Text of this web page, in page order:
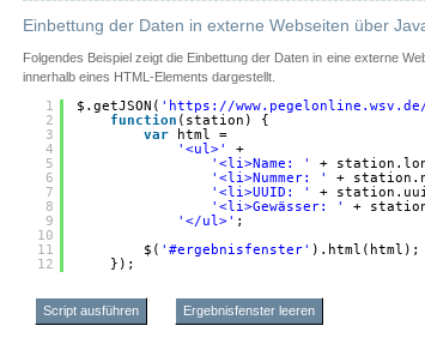
Einbettung der Daten in externe Webseiten über
Folgendes Beispiel zeigt die Einbettung der Daten in eine externe
innerhalb eines HTML-Elements dargestellt.
1
2
3
4
5
6
7
8
9
10
11
12
$.getJSON( ' https://
function (station) {
var
html =
'<ul>'
+
'<li>Name: '
+
'<li>Nummer: '
+
'<li>UUID: '
+
'<li>Gewässer: '
+
'</ul>' ;
$( '#ergebnisfenster' ).html(html);
});
Script ausführen Ergebnisfenster leeren